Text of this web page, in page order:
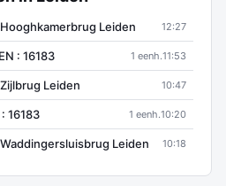
Leiden 12:27
: 16183 1 eenh.11:53
Leiden 10:47
16183 1 eenh.10:20
Leiden 10:18